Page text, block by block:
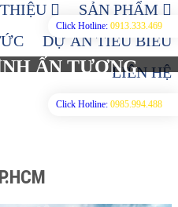
SẢN PHẨM
DỰ ÁN TIÊU BIỂU
LIÊN HỆ
Click Hotline: 0913.333.469
Click Hotline: 0985.994.488
ẤN TƯỢNG